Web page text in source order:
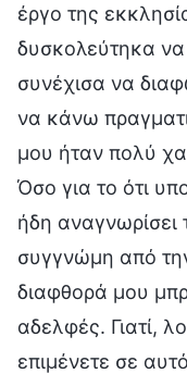
έργο της
δυσκολεύτηκα
συνέχισα να
να κάνω
μου ήταν πολύ
Όσο για το ότι
ήδη
συγγνώμη από
διαφθορά μου
αδελφές. Γιατί,
επιμένετε σε